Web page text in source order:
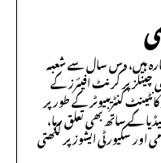
ہیں، دس سال سے شعبہ
پر کرنٹ افیئرز کے
کنٹریبیوٹر کے طور پر
کے ساتھ بھی تعلق رہا،
اور سکیورٹی ایشوز پر لکھتی